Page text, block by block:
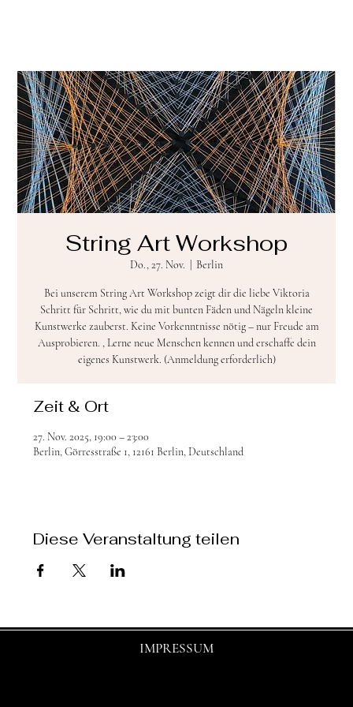
String Art Workshop
Do., 27. Nov. Berlin
Bei unserem String Art Workshop zeigt dir die liebe Viktoria
Schritt für Schritt, wie du mit bunten Fäden und Nägeln kleine
Kunstwerke zauberst. Keine Vorkenntnisse nötig – nur Freude am
Ausprobieren. , Lerne neue Menschen kennen und erschaffe dein
eigenes Kunstwerk. (Anmeldung erforderlich)
Zeit & Ort
27. Nov. 2025, 19:00 – 23:00
Berlin, Görresstraße 1, 12161 Berlin, Deutschland
Diese Veranstaltung teilen
IMPRESSUM